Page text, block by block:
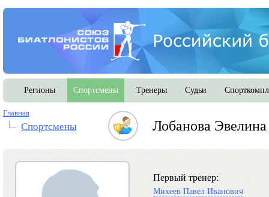
Регионы Спортсмены Тренеры Судьи
Главная
Спортсмены Лобанова
Первый тренер:
Михеев Павел Иванович